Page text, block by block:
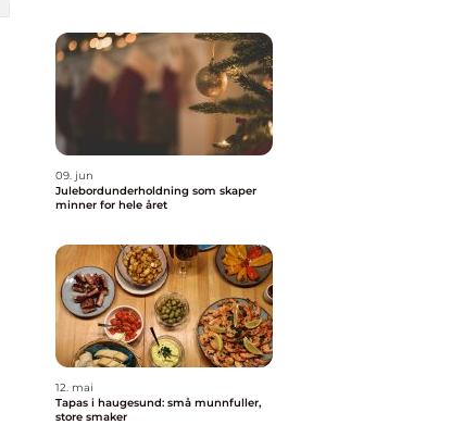
09. jun
Julebordunderholdning som skaper
minner for hele året
12. mai
Tapas i haugesund: små munnfuller,
store smaker